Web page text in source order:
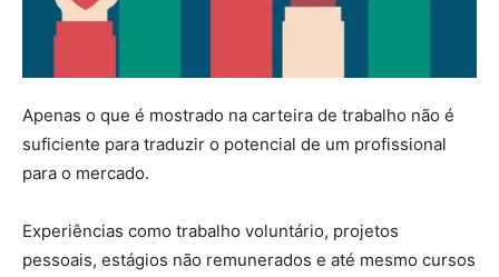
Apenas o que é mostrado na carteira de trabalho não é
suficiente para traduzir o potencial de um profissional
para o mercado.
Experiências como trabalho voluntário, projetos
pessoais, estágios não remunerados e até mesmo cursos